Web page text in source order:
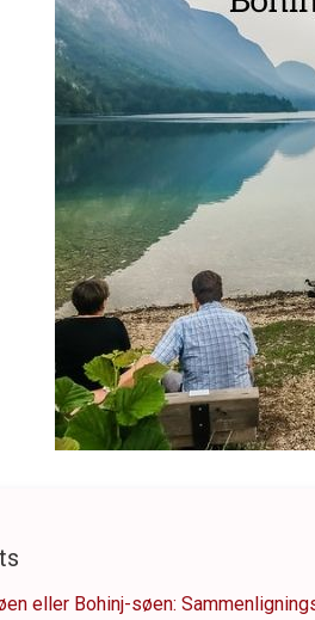
eller Bohinj-søen: